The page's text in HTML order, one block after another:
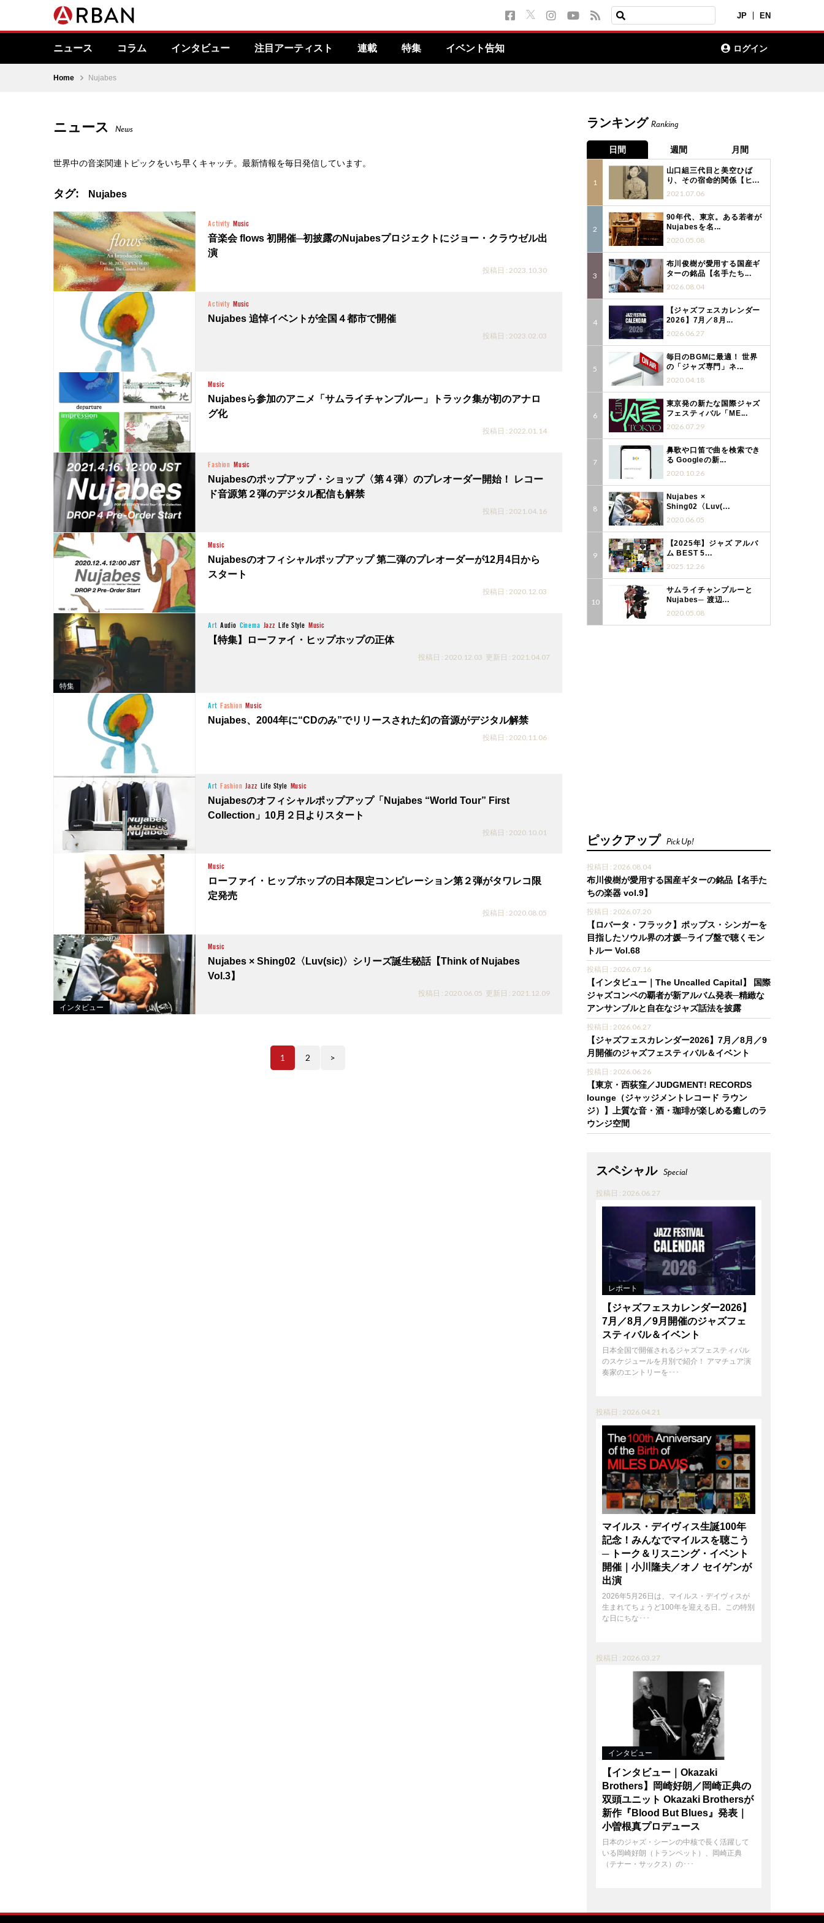
JP EN
ニュース コラム インタビュー 注目アーティスト 連載 特集 イベント告知 ログイン
Home Nujabes
ニュース News
世界中の音楽関連トピックをいち早くキャッチ。最新情報を毎日発信しています。
タグ: Nujabes
Activity Music
音楽会 flows 初開催─初披露のNujabesプロジェクトにジョー・クラウゼル出
演
投稿日 : 2023.10.30
Activity Music
Nujabes 追悼イベントが全国４都市で開催
投稿日 : 2023.02.03
Music
Nujabesら参加のアニメ「サムライチャンプルー」トラック集が初のアナロ
グ化
投稿日 : 2022.01.14
Fashion Music
Nujabesのポップアップ・ショップ〈第４弾〉のプレオーダー開始！ レコー
ド音源第２弾のデジタル配信も解禁
投稿日 : 2021.04.16
Music
Nujabesのオフィシャルポップアップ 第二弾のプレオーダーが12月4日から
スタート
投稿日 : 2020.12.03
特集
Art Audio Cinema Jazz Life Style Music
【特集】ローファイ・ヒップホップの正体
投稿日 : 2020.12.03 更新日 : 2021.04.07
Art Fashion Music
Nujabes、2004年に“CDのみ”でリリースされた幻の音源がデジタル解禁
投稿日 : 2020.11.06
Art Fashion Jazz Life Style Music
Nujabesのオフィシャルポップアップ「Nujabes “World Tour” First
Collection」10月２日よりスタート
投稿日 : 2020.10.01
Music
ローファイ・ヒップホップの日本限定コンピレーション第２弾がタワレコ限
定発売
投稿日 : 2020.08.05
インタビュー
Music
Nujabes × Shing02〈Luv(sic)〉シリーズ誕生秘話【Think of Nujabes
Vol.3】
投稿日 : 2020.06.05 更新日 : 2021.12.09
1 2 >
ランキング Ranking
日間 週間 月間
山口組三代目と美空ひば
り、その宿命的関係【ヒ...
2021.07.06
90年代、東京。ある若者が
Nujabesを名...
2020.05.08
布川俊樹が愛用する国産ギ
ターの銘品【名手たち...
2026.08.04
【ジャズフェスカレンダー
2026】7月／8月...
2026.06.27
毎日のBGMに最適！ 世界
の「ジャズ専門」ネ...
2020.04.18
東京発の新たな国際ジャズ
フェスティバル「ME...
2026.07.29
鼻歌や口笛で曲を検索でき
る Googleの新...
2020.10.26
Nujabes ×
Shing02〈Luv(...
2020.06.05
【2025年】ジャズ アルバ
ム BEST 5...
2025.12.26
サムライチャンプルーと
Nujabes─ 渡辺...
2020.05.08
ピックアップ Pick Up!
投稿日 : 2026.08.04
布川俊樹が愛用する国産ギターの銘品【名手た
ちの楽器 vol.9】
投稿日 : 2026.07.20
【ロバータ・フラック】ポップス・シンガーを
目指したソウル界の才媛─ライブ盤で聴くモン
トルー Vol.68
投稿日 : 2026.07.16
【インタビュー｜The Uncalled Capital】 国際
ジャズコンペの覇者が新アルバム発表─精緻な
アンサンブルと自在なジャズ話法を披露
投稿日 : 2026.06.27
【ジャズフェスカレンダー2026】7月／8月／9
月開催のジャズフェスティバル＆イベント
投稿日 : 2026.06.26
【東京・西荻窪／JUDGMENT! RECORDS
lounge（ジャッジメントレコード ラウン
ジ）】上質な音・酒・珈琲が楽しめる癒しのラ
ウンジ空間
スペシャル Special
投稿日 : 2026.06.27
レポート
【ジャズフェスカレンダー2026】
7月／8月／9月開催のジャズフェ
スティバル＆イベント
日本全国で開催されるジャズフェスティバル
のスケジュールを月別で紹介！ アマチュア演
奏家のエントリーを･･･
投稿日 : 2026.04.21
マイルス・デイヴィス生誕100年
記念！みんなでマイルスを聴こう
─ トーク＆リスニング・イベント
開催｜小川隆夫／オノ セイゲンが
出演
2026年5月26日は、マイルス・デイヴィスが
生まれてちょうど100年を迎える日。この特別
な日にちな･･･
投稿日 : 2026.03.27
インタビュー
【インタビュー｜Okazaki
Brothers】岡崎好朗／岡崎正典の
双頭ユニット Okazaki Brothersが
新作『Blood But Blues』発表｜
小曽根真プロデュース
日本のジャズ・シーンの中核で長く活躍して
いる岡崎好朗（トランペット）、岡崎正典
（テナー・サックス）の･･･